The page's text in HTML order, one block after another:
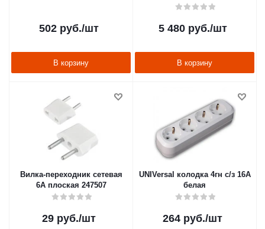
502 руб./шт
В корзину
5 480руб./шт
В корзину
Вилка-переходник сетевая
6А плоская 247507
29 руб./шт
UNIVersal колодка 4гн с/з 16А
белая
264 руб./шт